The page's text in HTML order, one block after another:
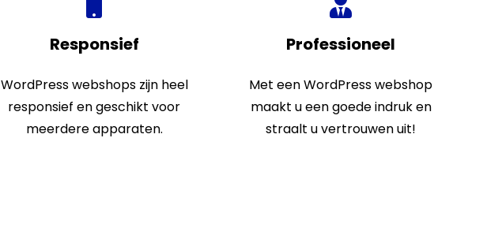
Responsief
WordPresswebshops zijn heel
responsief en geschikt voor
meerdere apparaten.
Professioneel
Met eenWordPresswebshop
maakt u een goede indruk en
straalt u vertrouwen uit!